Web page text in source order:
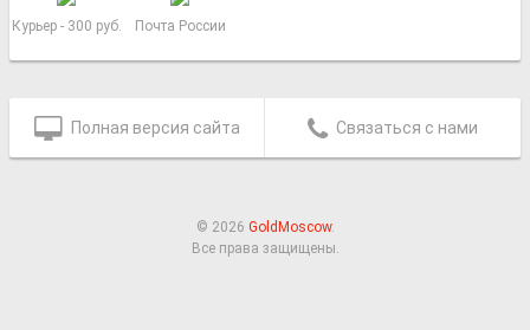
Курьер - 300 руб. Почта России
Полная версия сайта Связаться с нами
© 2026 GoldMoscow.
Все права защищены.